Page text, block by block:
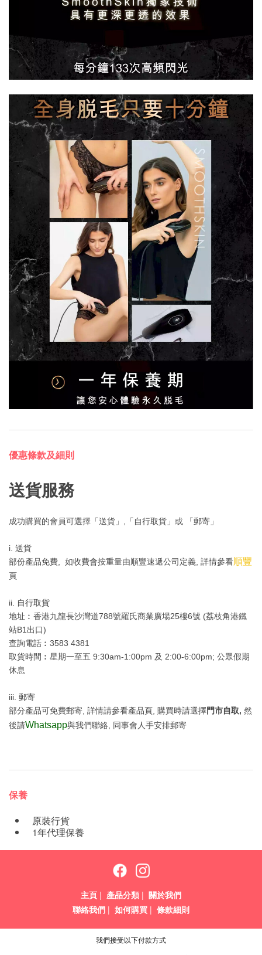
優惠條款及細則
送貨服務
成功購買的會員可選擇「送貨」,「自行取貨」或 「郵寄」
i. 送貨
部份產品免費, 如收費會按重量由順豐速遞公司定義, 詳情參看順豐
頁
ii. 自行取貨
地址︰香港九龍長沙灣道788號羅氏商業廣場25樓6號 (荔枝角港鐵
站B1出口)
查詢電話︰3583 4381
取貨時間︰星期一至五 9:30am-1:00pm 及 2:00-6:00pm; 公眾假期
休息
iii. 郵寄
部分產品可免費郵寄, 詳情請參看產品頁, 購買時請選擇門市自取, 然
後請Whatsapp與我們聯絡, 同事會人手安排郵寄
保養
原裝行貨
1年代理保養
主頁 | 產品分類 | 關於我們
聯絡我們 | 如何購買 | 條款細則
我們接受以下付款方式